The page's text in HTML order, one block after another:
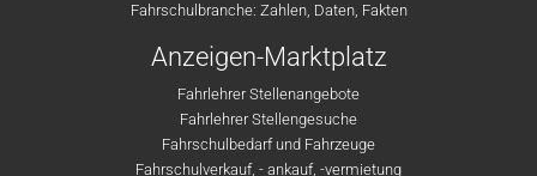
Fahrschulbranche: Zahlen, Daten, Fakten
Anzeigen-Marktplatz
Fahrlehrer Stellenangebote
Fahrlehrer Stellengesuche
Fahrschulbedarf und Fahrzeuge
Fahrschulverkauf, - ankauf, -vermietung